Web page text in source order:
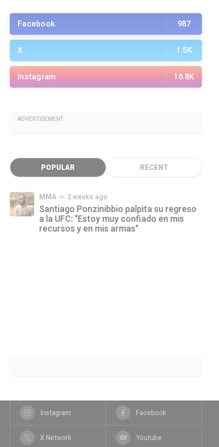
Facebook 987
X 1.5K
Instagram 16.8K
ADVERTISEMENT
POPULAR RECENT
MMA 2 weeks ago
Santiago Ponzinibbio palpita su regreso
a la UFC: "Estoy muy confiado en mis
recursos y en mis armas"
Instagram Facebook
X Network Youtube